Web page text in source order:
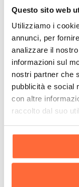
Questo sito web
Utilizziamo i
annunci, per
analizzare il
informazioni sul
nostri partner che
pubblicità e social
con altre
raccolto dal suo